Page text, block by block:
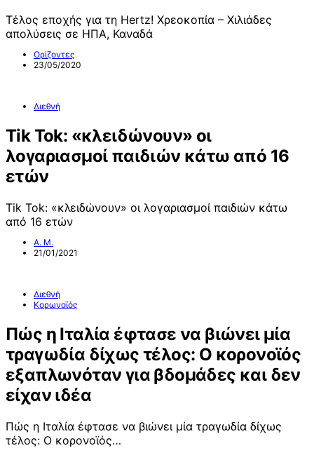
Τέλος εποχής για τη Hertz! Χρεοκοπία – Χιλιάδες
απολύσεις σε ΗΠΑ, Καναδά
Ορίζοντες
23/05/2020
Διεθνή
Tik Tok: «κλειδώνουν» οι
λογαριασμοί παιδιών κάτω από 16
ετών
Tik Tok: «κλειδώνουν» οι λογαριασμοί παιδιών κάτω
από 16 ετών
Α. Μ.
21/01/2021
Διεθνή
Κορωνοϊός
Πώς η Ιταλία έφτασε να βιώνει μία
τραγωδία δίχως τέλος: Ο κορονοϊός
εξαπλωνόταν για βδομάδες και δεν
είχαν ιδέα
Πώς η Ιταλία έφτασε να βιώνει μία τραγωδία δίχως
τέλος: Ο κορονοϊός…